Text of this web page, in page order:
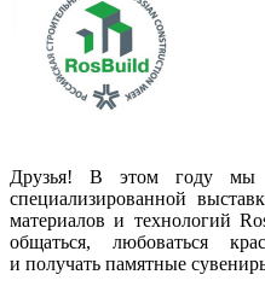
Друзья! В этом году мы
специализированной
материалов и технологий
общаться, любоваться
и получать памятные